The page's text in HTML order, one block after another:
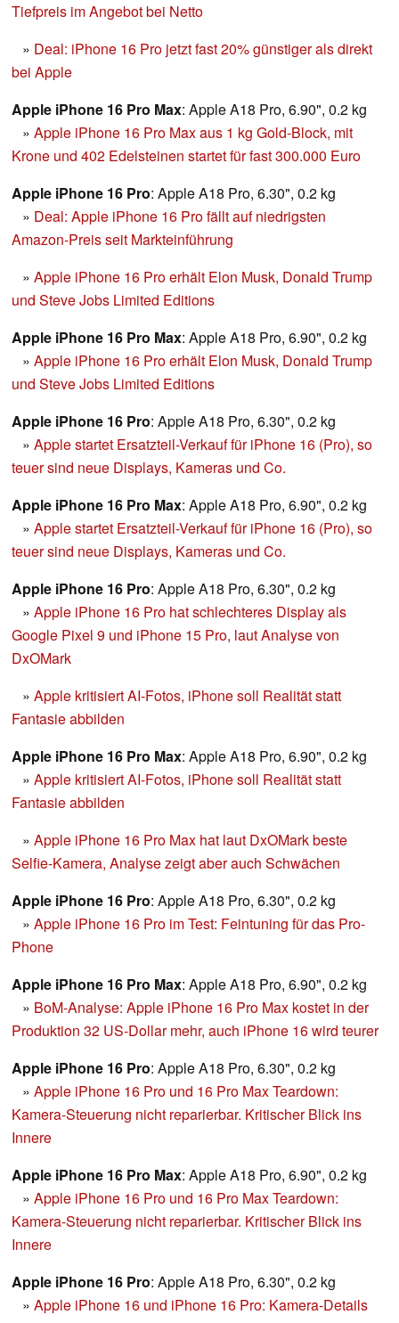
Tiefpreis im Angebot bei Netto
» Deal: iPhone 16 Pro jetzt fast 20% günstiger als direkt
bei Apple
Apple iPhone 16 Pro Max: Apple A18 Pro, 6.90", 0.2 kg
» Apple iPhone 16 Pro Max aus 1 kg Gold-Block, mit
Krone und 402 Edelsteinen startet für fast 300.000 Euro
Apple iPhone 16 Pro: Apple A18 Pro, 6.30", 0.2 kg
» Deal: Apple iPhone 16 Pro fällt auf niedrigsten
Amazon-Preis seit Markteinführung
» Apple iPhone 16 Pro erhält Elon Musk, Donald Trump
und Steve Jobs Limited Editions
Apple iPhone 16 Pro Max: Apple A18 Pro, 6.90", 0.2 kg
» Apple iPhone 16 Pro erhält Elon Musk, Donald Trump
und Steve Jobs Limited Editions
Apple iPhone 16 Pro: Apple A18 Pro, 6.30", 0.2 kg
» Apple startet Ersatzteil-Verkauf für iPhone 16 (Pro), so
teuer sind neue Displays, Kameras und Co.
Apple iPhone 16 Pro Max: Apple A18 Pro, 6.90", 0.2 kg
» Apple startet Ersatzteil-Verkauf für iPhone 16 (Pro), so
teuer sind neue Displays, Kameras und Co.
Apple iPhone 16 Pro: Apple A18 Pro, 6.30", 0.2 kg
» Apple iPhone 16 Pro hat schlechteres Display als
Google Pixel 9 und iPhone 15 Pro, laut Analyse von
DxOMark
» Apple kritisiert AI-Fotos, iPhone soll Realität statt
Fantasie abbilden
Apple iPhone 16 Pro Max: Apple A18 Pro, 6.90", 0.2 kg
» Apple kritisiert AI-Fotos, iPhone soll Realität statt
Fantasie abbilden
» Apple iPhone 16 Pro Max hat laut DxOMark beste
Selfie-Kamera, Analyse zeigt aber auch Schwächen
Apple iPhone 16 Pro: Apple A18 Pro, 6.30", 0.2 kg
» Apple iPhone 16 Pro im Test: Feintuning für das Pro-
Phone
Apple iPhone 16 Pro Max: Apple A18 Pro, 6.90", 0.2 kg
» BoM-Analyse: Apple iPhone 16 Pro Max kostet in der
Produktion 32 US-Dollar mehr, auch iPhone 16 wird teurer
Apple iPhone 16 Pro: Apple A18 Pro, 6.30", 0.2 kg
» Apple iPhone 16 Pro und 16 Pro Max Teardown:
Kamera-Steuerung nicht reparierbar. Kritischer Blick ins
Innere
Apple iPhone 16 Pro Max: Apple A18 Pro, 6.90", 0.2 kg
» Apple iPhone 16 Pro und 16 Pro Max Teardown:
Kamera-Steuerung nicht reparierbar. Kritischer Blick ins
Innere
Apple iPhone 16 Pro: Apple A18 Pro, 6.30", 0.2 kg
» Apple iPhone 16 und iPhone 16 Pro: Kamera-Details